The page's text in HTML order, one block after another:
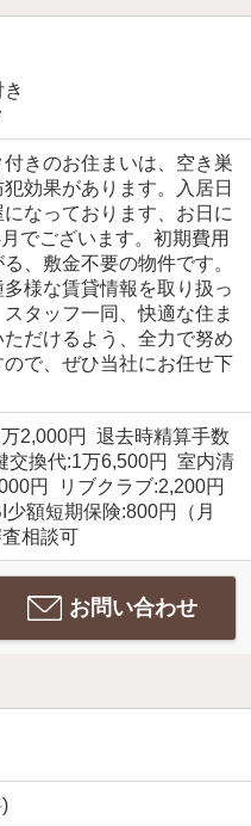
きのお住まいは、空き巣
効果があります。入居日
なっております、お日に
でございます。初期費用
、敷金不要の物件です。
様な賃貸情報を取り扱っ
タッフ一同、快適な住ま
だけるよう、全力で努め
で、ぜひ当社にお任せ下
2,000円 退去時精算手数
交換代:1万6,500円 室内清
円 リブクラブ:2,200円
少額短期保険:800円（月
相談可
お問い合わせ